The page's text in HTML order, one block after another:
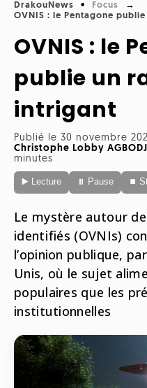
Covid-
Météo
ONG
Belge
Politique
Française
Régions
Santé
Cinéma
Jeux
Livres
Mangas
Musique
People
Streaming
Focus
Insolite
Interviews
Médias
Radio
Télévision
Planète
Animaux
Biodiversité
Sports
DrakouNews
Focus
OVNIS : le Pentagone
OVNIS : le
publie un
intrigant
Publié le 30 novembre
Christophe Lobby
minutes
▶️ Lecture ⏸ Pause ⏹
Le mystère autour
identifiés (OVNIs)
l’opinion publique,
Unis, où le sujet
populaires que les
institutionnelles